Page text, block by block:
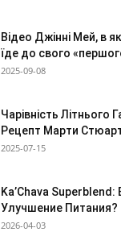
Відео Джінні Мей, в
їде до свого
2025-09-08
Чарівність Літнього
Рецепт Марти
2025-07-15
Ka’Chava
Улучшение Питания?
2026-04-03